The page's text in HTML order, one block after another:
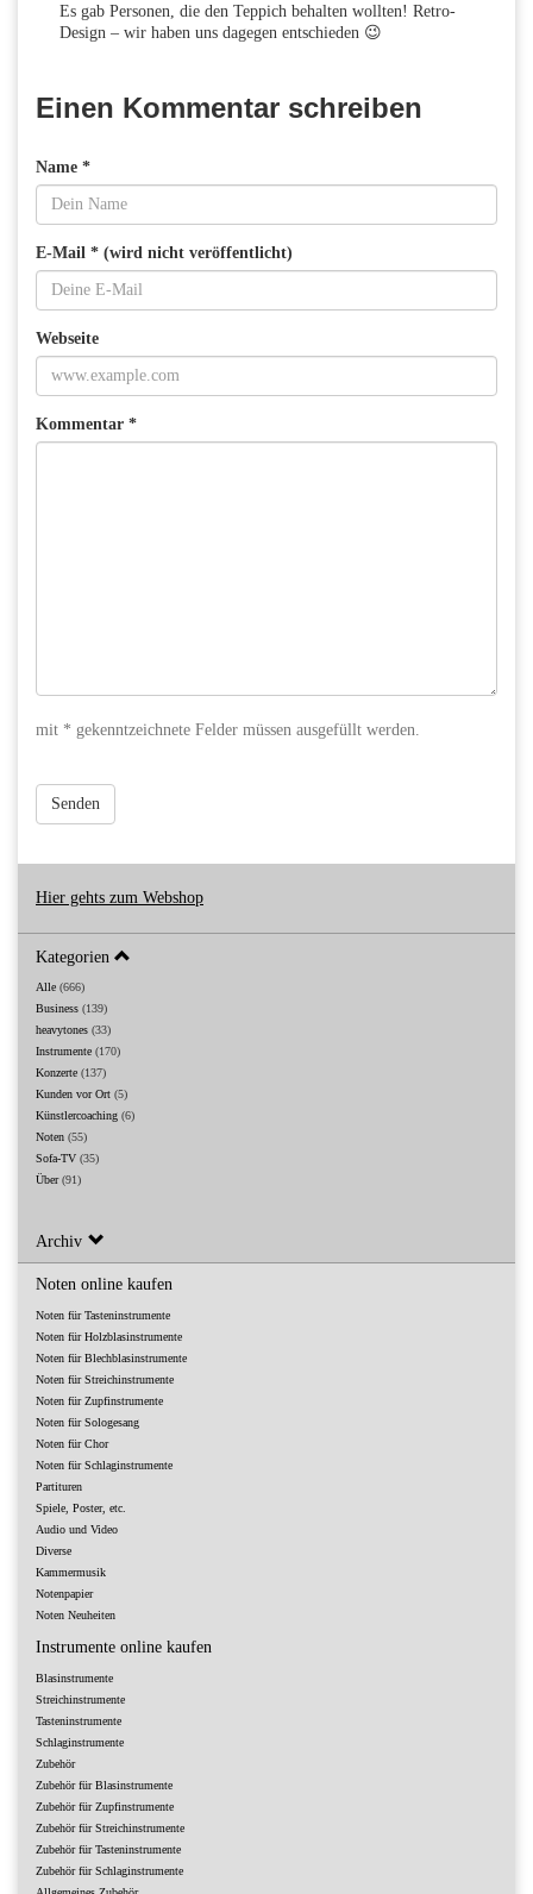
Es gab Personen, die den Teppich behalten wollten! Retro-
Design – wir haben uns dagegen entschieden 😉
Einen Kommentar schreiben
Name *
E-Mail * (wird nicht veröffentlicht)
Webseite
Kommentar *
mit * gekenntzeichnete Felder müssen ausgefüllt werden.
Senden
Hier gehts zum Webshop
Kategorien
Alle (666)
Business (139)
heavytones (33)
Instrumente (170)
Konzerte (137)
Kunden vor Ort (5)
Künstlercoaching (6)
Noten (55)
Sofa-TV (35)
Über(91)
Archiv
Noten online kaufen
Noten für Tasteninstrumente
Noten für Holzblasinstrumente
Noten für Blechblasinstrumente
Noten für Streichinstrumente
Noten für Zupfinstrumente
Noten für Sologesang
Noten für Chor
Noten für Schlaginstrumente
Partituren
Spiele, Poster, etc.
Audio und Video
Diverse
Kammermusik
Notenpapier
Noten Neuheiten
Instrumente online kaufen
Blasinstrumente
Streichinstrumente
Tasteninstrumente
Schlaginstrumente
Zubehör
Zubehör für Blasinstrumente
Zubehör für Zupfinstrumente
Zubehör für Streichinstrumente
Zubehör für Tasteninstrumente
Zubehör für Schlaginstrumente